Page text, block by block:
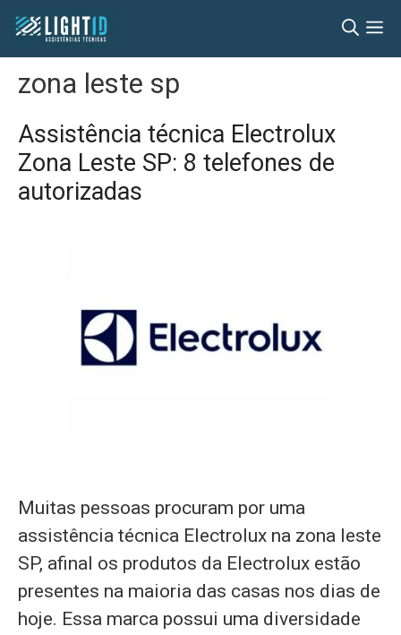
Pular
para
conteúdo
zona leste sp
Assistência técnica Electrolux
Zona Leste SP: 8 telefones de
autorizadas
Muitas pessoas procuram por uma
assistência técnica Electrolux na zona leste
SP, afinal os produtos da Electrolux estão
presentes na maioria das casas nos dias de
hoje. Essa marca possui uma diversidade